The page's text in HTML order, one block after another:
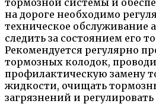
на дороге необходимо
техническое обслуживание
следить за состоянием его
Рекомендуется регулярно
тормозных колодок,
профилактическую замену
жидкости, очищать
загрязнений и регулировать